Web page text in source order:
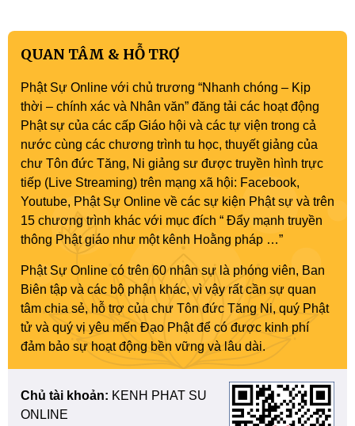
QUAN TÂM & HỖ TRỢ
Phật Sự Online với chủ trương “Nhanh chóng – Kịp
thời – chính xác và Nhân văn” đăng tải các hoạt động
Phật sự của các cấp Giáo hội và các tự viện trong cả
nước cùng các chương trình tu học, thuyết giảng của
chư Tôn đức Tăng, Ni giảng sư được truyền hình trực
tiếp (Live Streaming) trên mạng xã hội: Facebook,
Youtube, Phật Sự Online về các sự kiện Phật sự và trên
15 chương trình khác với mục đích “ Đẩy mạnh truyền
thông Phật giáo như một kênh Hoằng pháp …”
Phật Sự Online có trên 60 nhân sự là phóng viên, Ban
Biên tập và các bộ phận khác, vì vậy rất cần sự quan
tâm chia sẻ, hỗ trợ của chư Tôn đức Tăng Ni, quý Phật
tử và quý vị yêu mến Đạo Phật để có được kinh phí
đảm bảo sự hoạt động bền vững và lâu dài.
Chủ tài khoản: KENH PHAT SU
ONLINE